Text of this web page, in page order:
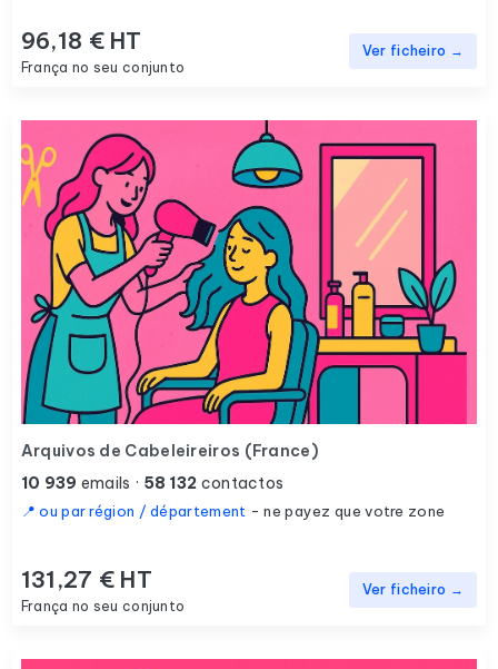
96,18 € HT
França no seu conjunto
Ver ficheiro →
Arquivos de Cabeleireiros (France)
10 939 emails · 58 132 contactos
📍 ou par région / département - ne payez que votre zone
131,27 € HT
França no seu conjunto
Ver ficheiro →